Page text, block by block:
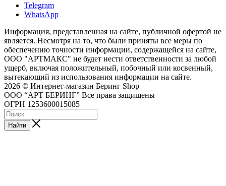
Telegram
WhatsApp
Информация, представленная на сайте, публичной офертой не
является. Несмотря на то, что были приняты все меры по
обеспечению точности информации, содержащейся на сайте,
ООО "АРТМАКС" не будет нести ответственности за любой
ущерб, включая положительный, побочный или косвенный,
вытекающий из использования информации на сайте.
2026 © Интернет-магазин Беринг Shop
ООО “АРТ БЕРИНГ” Все права защищены
ОГРН 1253600015085
Найти